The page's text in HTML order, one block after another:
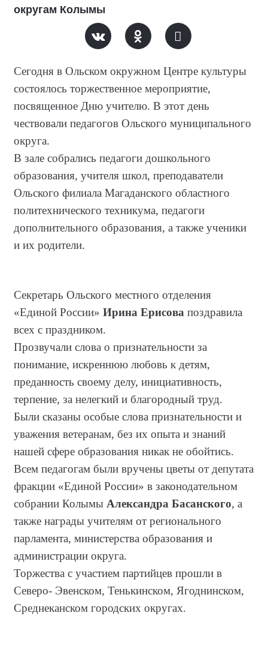
округам Колымы
Сегодня в Ольском окружном Центре культуры
состоялось торжественное мероприятие,
посвященное Дню учителю. В этот день
чествовали педагогов Ольского муниципального
округа.
В зале собрались педагоги дошкольного
образования, учителя школ, преподаватели
Ольского филиала Магаданского областного
политехнического техникума, педагоги
дополнительного образования, а также ученики
и их родители.
Секретарь Ольского местного отделения
«Единой России» Ирина Ерисова поздравила
всех с праздником.
Прозвучали слова о признательности за
понимание, искреннюю любовь к детям,
преданность своему делу, инициативность,
терпение, за нелегкий и благородный труд.
Были сказаны особые слова признательности и
уважения ветеранам, без их опыта и знаний
нашей сфере образования никак не обойтись.
Всем педагогам были вручены цветы от депутата
фракции «Единой России» в законодательном
собрании Колымы Александра Басанского, а
также награды учителям от регионального
парламента, министерства образования и
администрации округа.
Торжества с участием партийцев прошли в
Северо- Эвенском, Тенькинском, Ягоднинском,
Среднеканском городских округах.